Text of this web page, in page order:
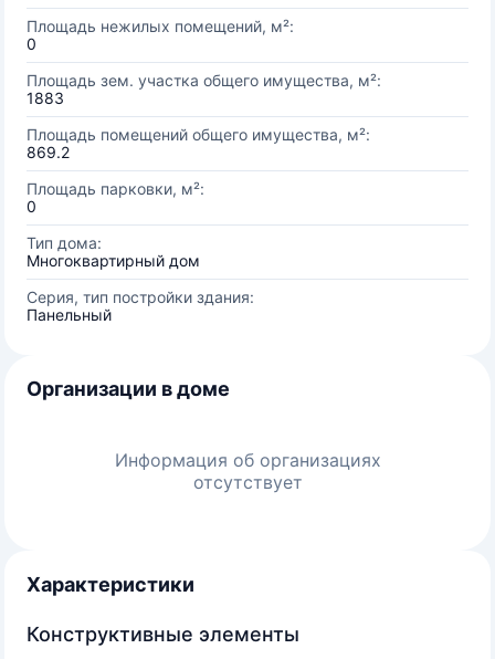
Площадь нежилых помещений, м²:
0
Площадь зем. участка общего имущества, м²:
1883
Площадь помещений общего имущества, м²:
869.2
Площадь парковки, м²:
0
Тип дома:
Многоквартирный дом
Серия, тип постройки здания:
Панельный
Организации в доме
Информация об организациях
отсутствует
Характеристики
Конструктивные элементы